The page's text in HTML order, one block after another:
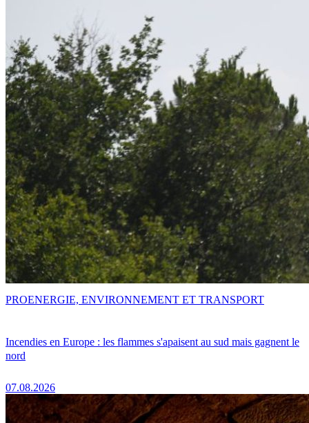
Incendies en Europe : les flammes s'apaisent au sud mais gagnent le
nord
07.08.2026
PROENERGIE, ENVIRONNEMENT ET TRANSPORT